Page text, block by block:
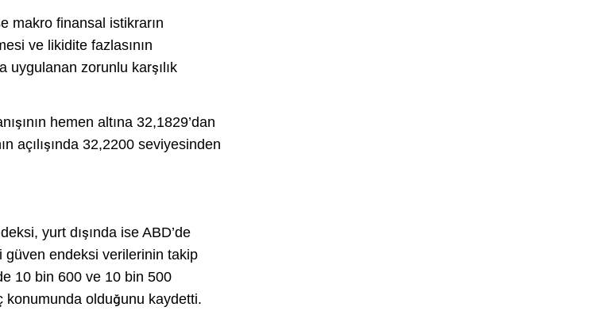
makro finansal istikrarın
ve likidite fazlasının
uygulanan zorunlu karşılık
hemen altına 32,1829’dan
açılışında 32,2200 seviyesinden
yurt dışında ise ABD’de
güven endeksi verilerinin takip
10 bin 600 ve 10 bin 500
olduğunu kaydetti.